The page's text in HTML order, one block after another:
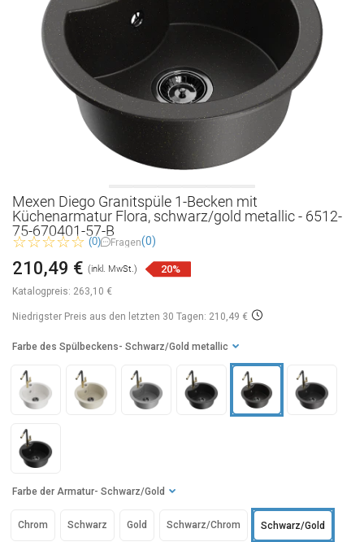
Mexen Diego Granitspüle 1-Becken mit
Küchenarmatur Flora, schwarz/gold metallic - 6512-
75-670401-57-B
(0) Fragen(0)
Katalogpreis: 263,10 €
210,49 € (inkl. MwSt.) 20%
Niedrigster Preis aus den letzten 30 Tagen: 210,49 €
Farbe des Spülbeckens - Schwarz/Gold metallic
Farbe der Armatur - Schwarz/Gold
Gold
Chrom Schwarz Schwarz/Gold
Schwarz/Chrom